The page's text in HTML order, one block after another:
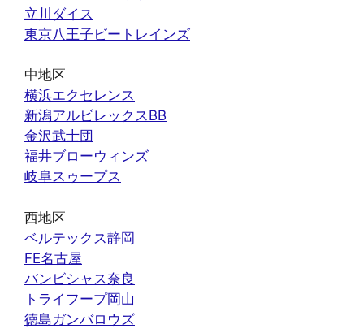
立川ダイス
東京八王子ビートレインズ
中地区
横浜エクセレンス
新潟アルビレックスBB
金沢武士団
福井ブローウィンズ
岐阜スゥープス
西地区
ベルテックス静岡
FE名古屋
バンビシャス奈良
トライフープ岡山
徳島ガンバロウズ